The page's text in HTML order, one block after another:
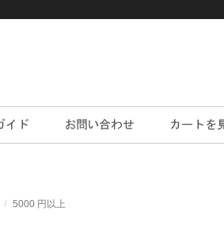
5000 円以上